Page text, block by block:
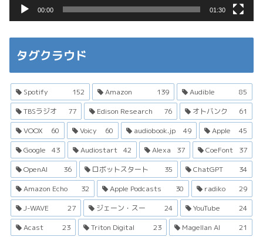
00:00 01:30
タグクラウド
Spotify 152 Amazon 139 Audible
85
TBSラジオ
77 Edison Research 76 オトバンク
61
VOOX
60 Voicy 60 audiobook.jp 49 Apple
45
Google
43 Audiostart 42 Alexa 37 CoeFont
37
OpenAI
36 ロボットスタート 35 ChatGPT
34
Amazon Echo
32 Apple Podcasts 30 radiko
29
J-WAVE
27 ジェーン・スー 24 YouTube
24
Acast
23 Triton Digital 23 Magellan AI
21